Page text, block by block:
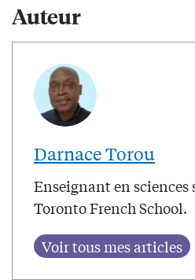
Auteur
Darnace Torou
Enseignant en sciences
Toronto French School.